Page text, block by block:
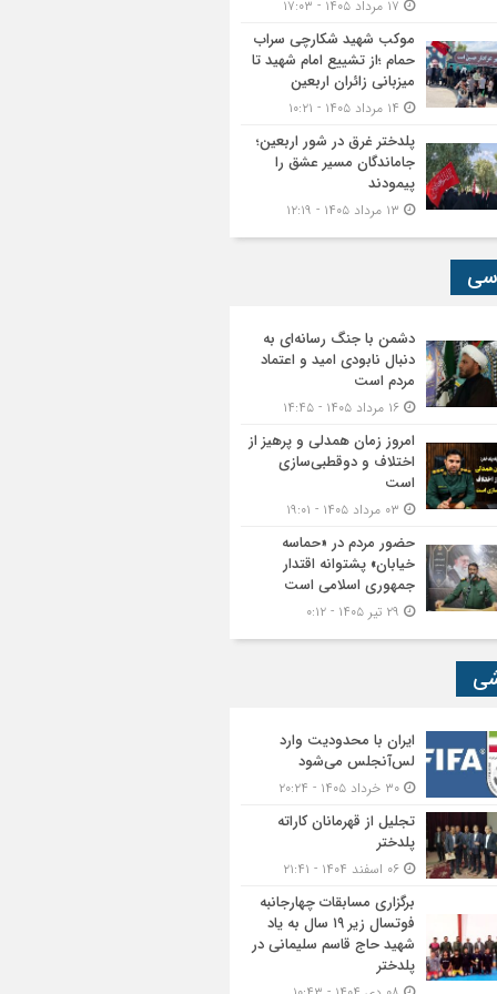
موکب شهید شکارچی سراب
حمام ؛از تشییع امام شهید تا
میزبانی زائران اربعین
پلدختر غرق در شور اربعین؛
جاماندگان مسیر عشق را
پیمودند
دشمن با جنگ رسانه‌ای به
دنبال نابودی امید و اعتماد
مردم است
امروز زمان همدلی و پرهیز از
اختلاف و دوقطبی‌سازی
است
حضور مردم در «حماسه
خیابان» پشتوانه اقتدار
جمهوری اسلامی است
ایران با محدودیت وارد
لس‌آنجلس می‌شود
تجلیل از قهرمانان کاراته
پلدختر
برگزاری مسابقات چهارجانبه
فوتسال زیر ۱۹ سال به یاد
شهید حاج قاسم سلیمانی در
پلدختر